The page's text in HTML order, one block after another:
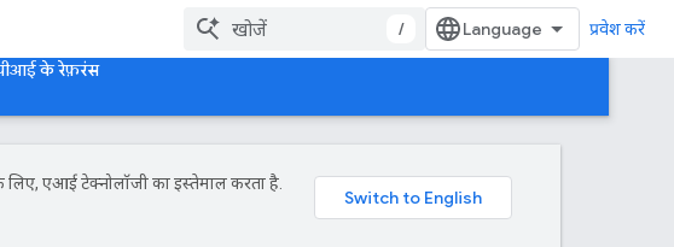
/ प्रवेश करें
के रेफ़रंस
एआई टेक्नोलॉजी का इस्तेमाल करता है.